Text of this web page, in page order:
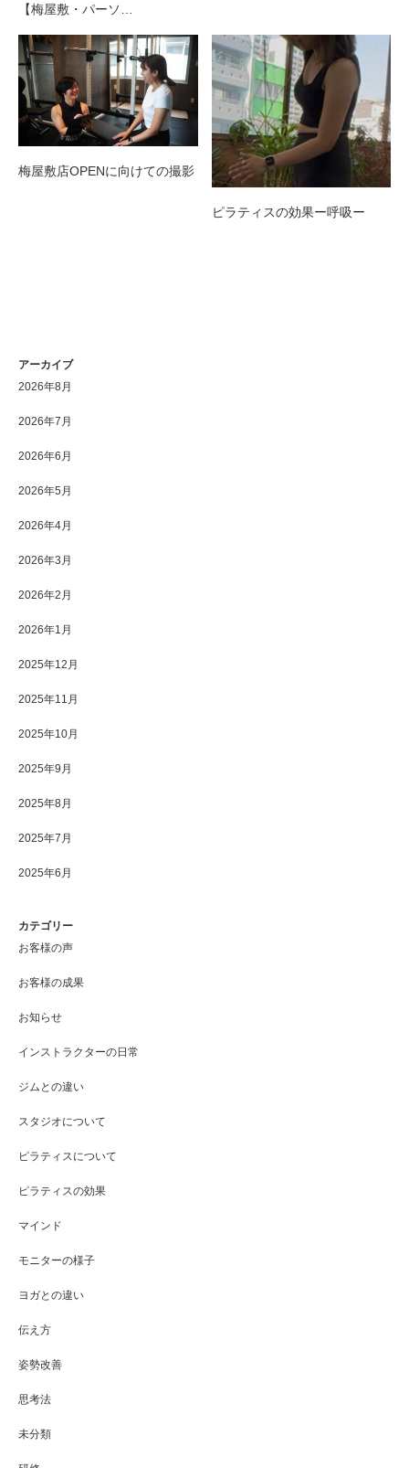
【梅屋敷・パーソ…
梅屋敷店OPENに向けての撮影
ピラティスの効果ー呼吸ー
アーカイブ
2026年8月
2026年7月
2026年6月
2026年5月
2026年4月
2026年3月
2026年2月
2026年1月
2025年12月
2025年11月
2025年10月
2025年9月
2025年8月
2025年7月
2025年6月
カテゴリー
お客様の声
お客様の成果
お知らせ
インストラクターの日常
ジムとの違い
スタジオについて
ピラティスについて
ピラティスの効果
マインド
モニターの様子
ヨガとの違い
伝え方
姿勢改善
思考法
未分類